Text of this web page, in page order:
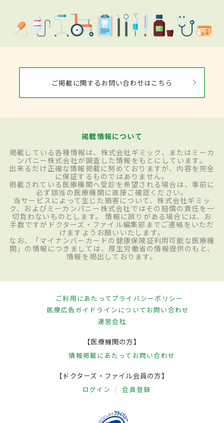
ご掲載に関するお問い合わせはこちら
掲載情報について
掲載している各種情報は、株式会社ギミック、またはミーカ
ンパニー株式会社が調査した情報をもとにしています。
出来るだけ正確な情報掲載に努めておりますが、内容を完全
に保証するものではありません。
掲載されている医療機関へ受診を希望される場合は、事前に
必ず該当の医療機関に直接ご確認ください。
当サービスによって生じた損害について、株式会社ギミッ
ク、およびミーカンパニー株式会社ではその賠償の責任を一
切負わないものとします。 情報に誤りがある場合には、お
手数ですがドクターズ・ファイル編集部までご連絡をいただ
けますようお願いいたします。
なお、「マイナンバーカードの健康保険証利用可能な医療機
関」の情報につきましては、厚生労働省の情報提供のもと、
情報を掲出しております。
ご利用にあたってプライバシーポリシー
医療広告ガイドラインについてお問い合わせ
運営会社
【医療機関の方】
情報掲載にあたって お問い合わせ
【ドクターズ・ファイル会員の方】
ログイン 会員登録